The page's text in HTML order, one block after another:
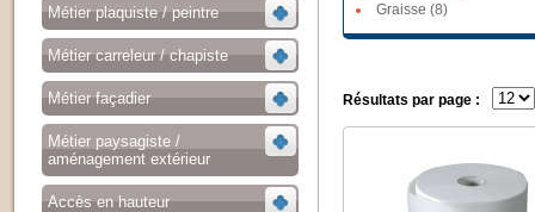
Métier plaquiste / peintre
Métier carreleur / chapiste
Métier façadier
Métier paysagiste /
aménagement extérieur
Accès en hauteur
Graisse (8)
Résultats par page :